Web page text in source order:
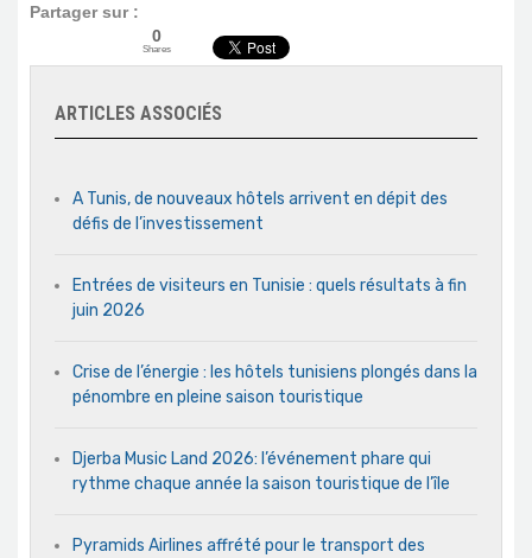
Partager sur :
0
Shares
ARTICLES ASSOCIÉS
A Tunis, de nouveaux hôtels arrivent en dépit des
défis de l’investissement
Entrées de visiteurs en Tunisie : quels résultats à fin
juin 2026
Crise de l’énergie : les hôtels tunisiens plongés dans la
pénombre en pleine saison touristique
Djerba Music Land 2026: l’événement phare qui
rythme chaque année la saison touristique de l’île
Pyramids Airlines affrété pour le transport des